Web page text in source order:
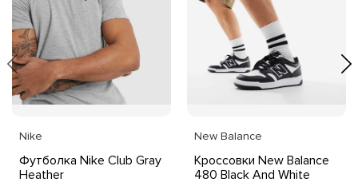
Nike
Футболка Nike Club Gray
Heather
New Balance
Кроссовки New Balance
480 Black And White